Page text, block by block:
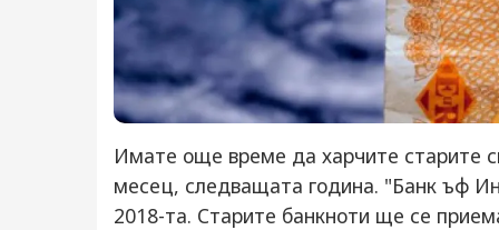
Имате още време да харчите старите
месец, следващата година. "Банк ъф
2018-та. Старите банкноти ще се